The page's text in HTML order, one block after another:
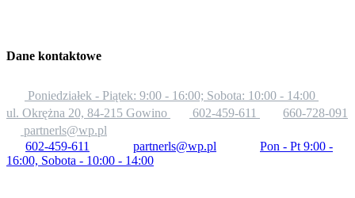
Dane kontaktowe
Poniedziałek - Piątek: 9:00 - 16:00; Sobota: 10:00 - 14:00
ul. Okrężna 20, 84-215 Gowino
602-459-611
660-728-091
partnerls@wp.pl
602-459-611
partnerls@wp.pl
Pon - Pt 9:00 -
16:00, Sobota - 10:00 - 14:00